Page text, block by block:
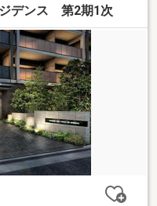
デンス 第2期1次